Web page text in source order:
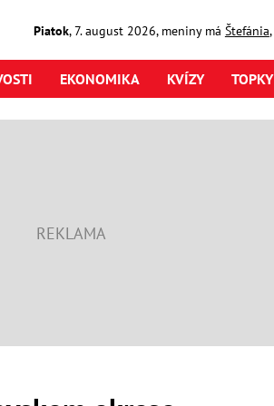
Piatok,7. august2026, meniny má Štefánia
EKONOMIKA KVÍZY